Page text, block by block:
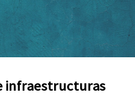
infraestructuras